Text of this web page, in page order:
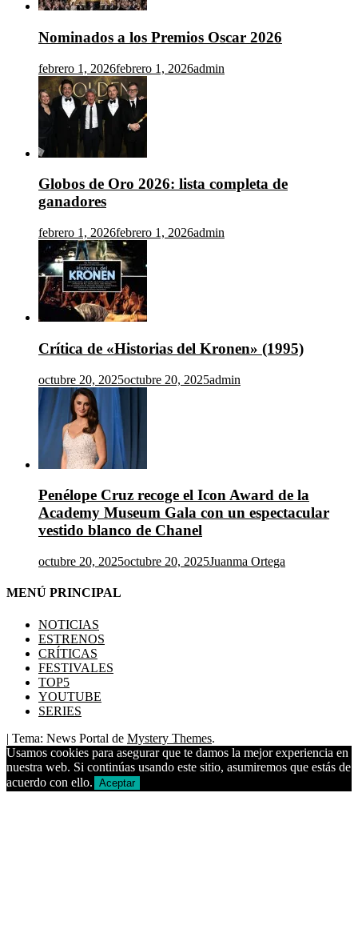
Nominados a los Premios Oscar 2026
febrero 1, 2026febrero 1, 2026admin
Globos de Oro 2026: lista completa de
ganadores
febrero 1, 2026febrero 1, 2026admin
Crítica de «Historias del Kronen» (1995)
octubre 20, 2025octubre 20, 2025admin
Penélope Cruz recoge el Icon Award de la
Academy Museum Gala con un espectacular
vestido blanco de Chanel
octubre 20, 2025octubre 20, 2025Juanma Ortega
MENÚ PRINCIPAL
NOTICIAS
ESTRENOS
CRÍTICAS
FESTIVALES
TOP5
YOUTUBE
SERIES
| Tema: News Portal de Mystery Themes.
Usamos cookies para asegurar que te damos la mejor experiencia en
nuestra web. Si continúas usando este sitio, asumiremos que estás de
acuerdo con ello. Aceptar